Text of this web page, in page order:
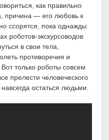
как правильно
причина — его любовь к
ссорятся, пока однажды
роботов-экскурсоводов
в свои тела,
противоречия и
только роботы совсем
прелести человеческого
остаться людьми.